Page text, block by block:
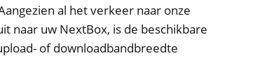
al het verkeer naar onze
naar uw NextBox, is de beschikbare
of downloadbandbreedte